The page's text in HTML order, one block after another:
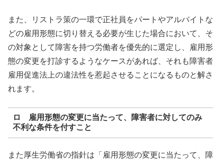
また、リストラ策の一環で正社員をパートやアルバイトな
どの雇用形態に切り替える必要が生じた場合において、そ
の対象として障害を持つ労働者を優先的に選定し、雇用形
態の変更を打診するようなケースがあれば、それも障害者
雇用促進法上の違法性を惹起させることになるものと解さ
れます。
ロ 雇用形態の変更に当たって、障害者に対してのみ
不利な条件を付すこと
また厚生労働省の指針は「雇用形態の変更に当たって、障